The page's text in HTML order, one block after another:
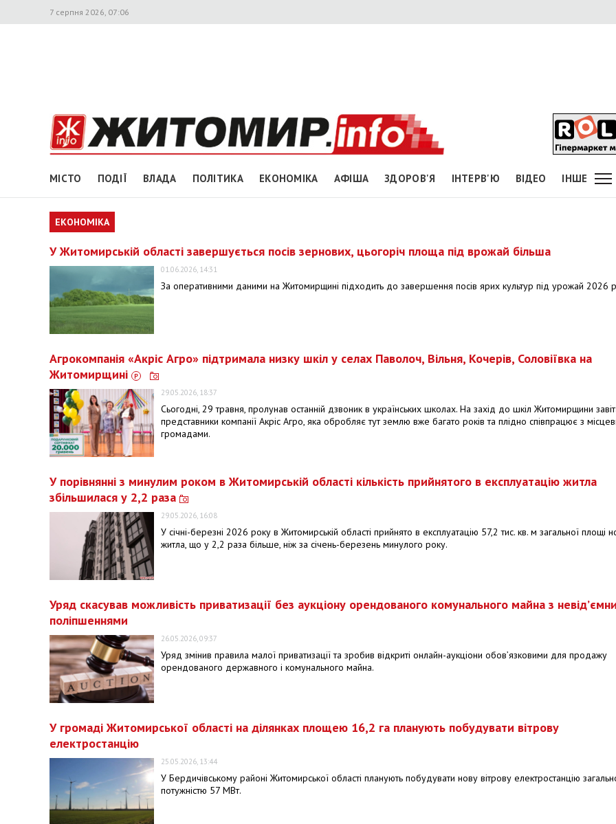
7 серпня 2026, 07:06
МІСТО ПОДІЇ ВЛАДА ПОЛІТИКА ЕКОНОМІКА АФІША ЗДОРОВ'Я ІНТЕРВ'Ю ВІДЕО ІНШЕ
ЕКОНОМІКА
У Житомирській області завершується посів зернових, цьогоріч площа під врожай більша
01.06.2026, 14:31
За оперативними даними на Житомирщині підходить до завершення посів ярих культур під урожай 2026
Агрокомпанія «Акріс Агро» підтримала низку шкіл у селах Паволоч, Вільня, Кочерів, Соловіївка на
Житомирщині
29.05.2026, 18:37
Сьогодні, 29 травня, пролунав останній дзвоник в українських школах. На захід до шкіл Житомирщини
представники компанії Акріс Агро, яка обробляє тут землю вже багато років та плідно співпрацює з
громадами.
У порівнянні з минулим роком в Житомирській області кількість прийнятого в експлуатацію житла
збільшилася у 2,2 раза
29.05.2026, 16:08
У січні-березні 2026 року в Житомирській області прийнято в експлуатацію 57,2 тис. кв. м загальної площі
житла, що у 2,2 раза більше, ніж за січень-березень минулого року.
Уряд скасував можливість приватизації без аукціону орендованого комунального майна з
поліпшеннями
26.05.2026, 09:37
Уряд змінив правила малої приватизації та зробив відкриті онлайн-аукціони обов’язковими для продажу
орендованого державного і комунального майна.
У громаді Житомирської області на ділянках площею 16,2 га планують побудувати вітрову
електростанцію
25.05.2026, 13:44
У Бердичівському районі Житомирської області планують побудувати нову вітрову електростанцію
потужністю 57 МВт.